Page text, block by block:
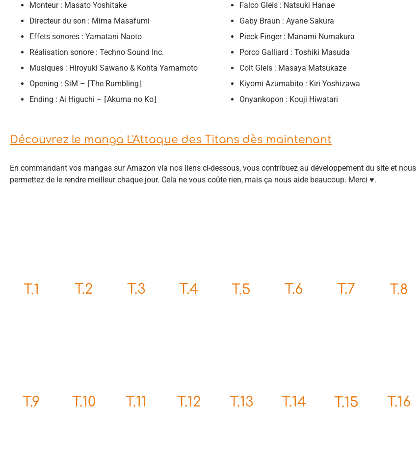
Monteur : Masato Yoshitake
Directeur du son : Mima Masafumi
Effets sonores : Yamatani Naoto
Réalisation sonore : Techno Sound Inc.
Musiques : Hiroyuki Sawano & Kohta Yamamoto
Opening : SiM – ⌈The Rumbling⌋
Ending : Ai Higuchi – ⌈Akuma no Ko⌋
Falco Gleis : Natsuki Hanae
Gaby Braun : Ayane Sakura
Pieck Finger : Manami Numakura
Porco Galliard : Toshiki Masuda
Colt Gleis : Masaya Matsukaze
Kiyomi Azumabito : Kiri Yoshizawa
Onyankopon : Kouji Hiwatari
Découvrez le manga L'Attaque des Titans dès maintenant
En commandant vos mangas sur Amazon via nos liens ci-dessous, vous contribuez au développement du site et nous
permettez de le rendre meilleur chaque jour. Cela ne vous coûte rien, mais ça nous aide beaucoup. Merci ♥.
T.1 T.2 T.3 T.4 T.5 T.6 T.7 T.8
T.9 T.10 T.11 T.12 T.13 T.14 T.15 T.16